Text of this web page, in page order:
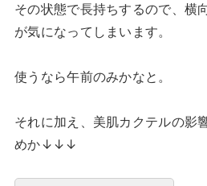
その状態で長持ちするので、横
が気になってしまいます。
使うなら午前のみかなと。
それに加え、美肌カクテルの影
めか↓↓↓